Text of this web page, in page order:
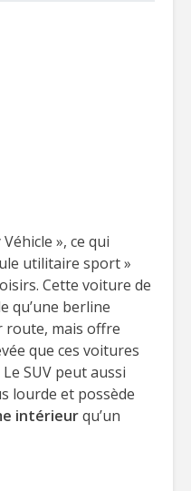
», ce qui
utilitaire sport »
Cette voiture de
qu’une berline
route, mais offre
que ces voitures
SUV peut aussi
lourde et possède
intérieurqu’un